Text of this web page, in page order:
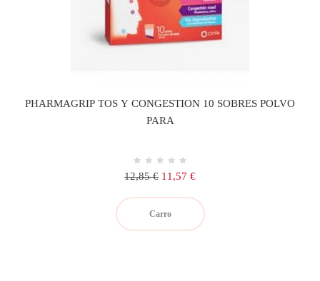
PHARMAGRIP TOS Y CONGESTION 10 SOBRES POLVO
PARA
Precio
12,85 € Precio
11,57 €
Carro